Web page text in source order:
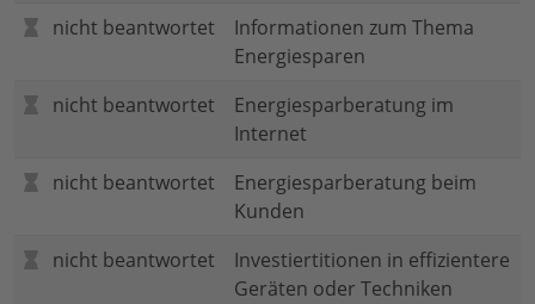
nicht beantwortet
Informationen zum Thema
Energiesparen
nicht beantwortet
Energiesparberatung im
Internet
nicht beantwortet
Energiesparberatung beim
Kunden
nicht beantwortet
Investiertitionen in effizientere
Geräten oder Techniken